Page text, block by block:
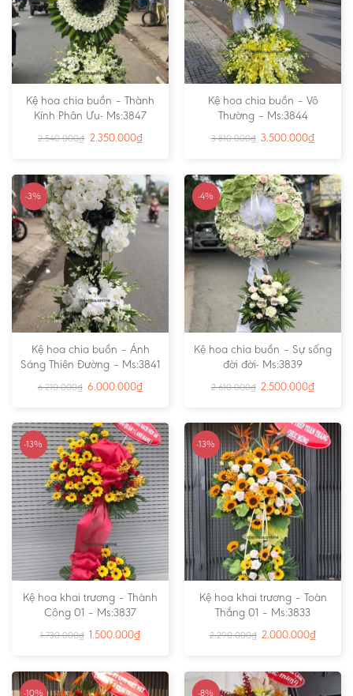
Kệ hoa chia buồn – Thành
Kính Phân Ưu- Ms:3847
2.540.000₫ 2.350.000₫
Kệ hoa chia buồn – Vô
Thường – Ms:3844
3.810.000₫ 3.500.000₫
-3%
Kệ hoa chia buồn – Ánh
Sáng Thiên Đường – Ms:3841
6.210.000₫ 6.000.000₫
-4%
Kệ hoa chia buồn – Sự sống
đời đời- Ms:3839
2.610.000₫ 2.500.000₫
-13%
Kệ hoa khai trương – Thành
Công 01 – Ms:3837
1.730.000₫ 1.500.000₫
-13%
Kệ hoa khai trương – Toàn
Thắng 01 – Ms:3833
2.290.000₫ 2.000.000₫
-10% -8%